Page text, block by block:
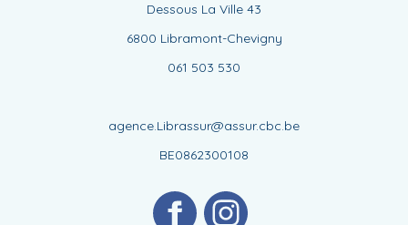
Dessous La Ville 43
6800 Libramont-Chevigny
061 503 530
agence.Librassur@assur.cbc.be
BE0862300108